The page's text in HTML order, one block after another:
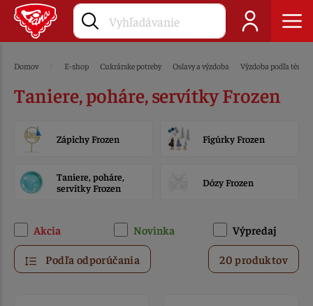
Domov E-shop Cukrárske potreby Oslavy a výzdoba Výzdoba podľa témy
Taniere, poháre, servítky Frozen
Zápichy Frozen Figúrky Frozen
Taniere, poháre,
servítky Frozen
Dózy Frozen
Akcia Novinka Výpredaj
Podľa odporúčania 20 produktov